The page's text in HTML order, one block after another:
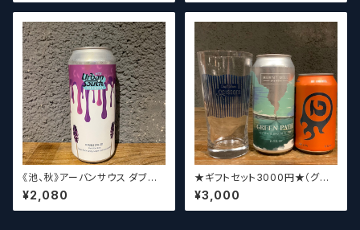
《池、秋》アーバンサウス ダブル
スピルド ロックザボート / Urba
n South HTX Double Spille
d: Rock the Boat【クラフトビ
¥2,080
★ギフトセット3000円★（グラ
スセット）【クラフトビール】
¥3,000